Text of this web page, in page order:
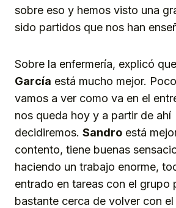
sobre eso y hemos visto una
sido partidos que nos han
Sobre la enfermería, explicó
García está mucho mejor.
vamos a ver como va en el
nos queda hoy y a partir de ahí
decidiremos. Sandro está
contento, tiene buenas
haciendo un trabajo enorme,
entrado en tareas con el grupo
bastante cerca de volver con el